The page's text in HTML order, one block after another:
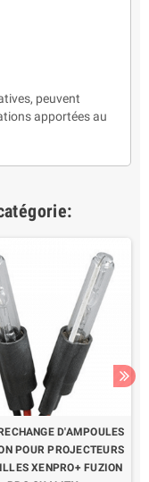
peuvent
apportées au
D'AMPOULES
POUR PROJECTEURS
XENPRO+ FUZION